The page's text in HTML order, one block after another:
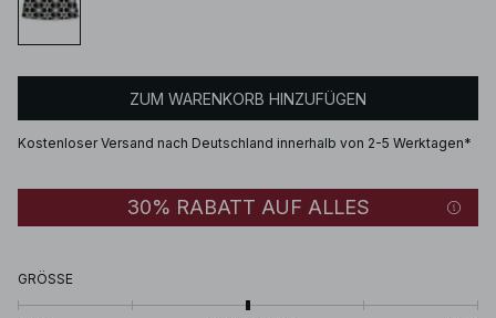
ZUM WARENKORB HINZUFÜGEN
Kostenloser Versand nach Deutschland innerhalb von 2-5 Werktagen*
30% RABATT AUF ALLES
GRÖSSE